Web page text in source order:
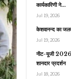
कार्यकारिणी ने…
Jul 19, 2026
केशवानन्द का
Jul 19, 2026
नीट-यूजी 2026 में
शानदार प्रदर्शन
Jul 18, 2026